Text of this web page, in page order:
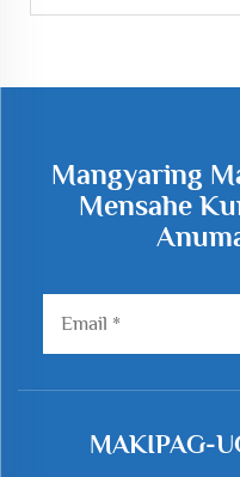
Mangyaring
Mensahe
MAKIPAG-